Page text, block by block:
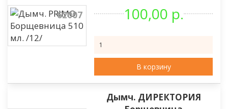
62007 100,00 р.
В корзину
Дымч. ДИРЕКТОРИЯ